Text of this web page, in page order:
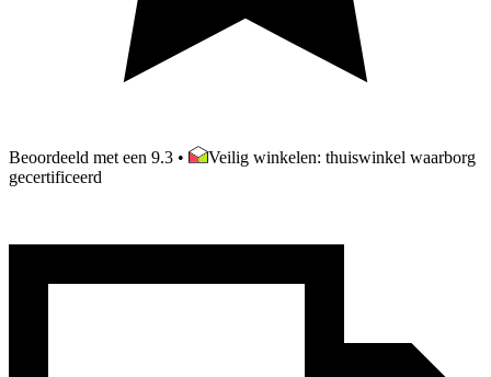
Beoordeeld met een 9.3 •
Veilig winkelen: thuiswinkel waarborg
gecertificeerd